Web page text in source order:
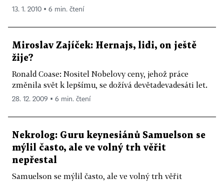
13. 1. 2010 ▪ 6 min. čtení
Miroslav Zajíček: Hernajs, lidi, on ještě
žije?
Ronald Coase: Nositel Nobelovy ceny, jehož práce
změnila svět k lepšímu, se dožívá devětadevadesáti let.
28. 12. 2009 ▪ 6 min. čtení
Nekrolog: Guru keynesiánů Samuelson se
mýlil často, ale ve volný trh věřit
nepřestal
Samuelson se mýlil často, ale ve volný trh věřit